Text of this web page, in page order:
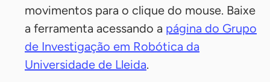
movimentos para o clique do mouse. Baixe
a ferramenta acessando a página do Grupo
de Investigação em Robótica da
Universidade de Lleida.